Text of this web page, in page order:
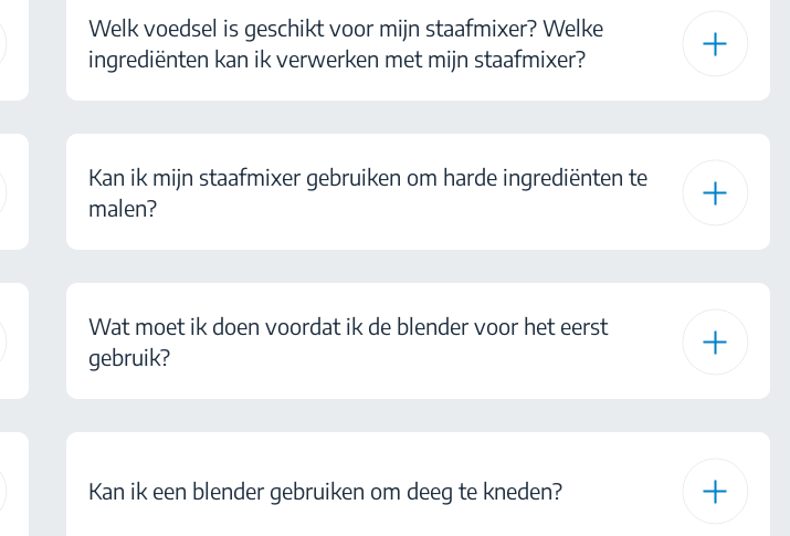
Welk voedsel is geschikt voor mijn staafmixer? Welke
ingrediënten kan ik verwerken met mijn staafmixer?
Kan ik mijn staafmixer gebruiken om harde ingrediënten te
malen?
Wat moet ik doen voordat ik de blender voor het eerst
gebruik?
Kan ik een blender gebruiken om deeg te kneden?